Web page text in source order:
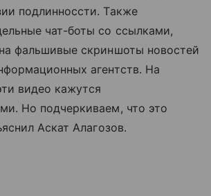
подлинноссти. Также
чат-боты со ссылками,
фальшивые скриншоты новостей
агентств. На
видео кажутся
Но подчеркиваем, что это
Аскат Алагозов.